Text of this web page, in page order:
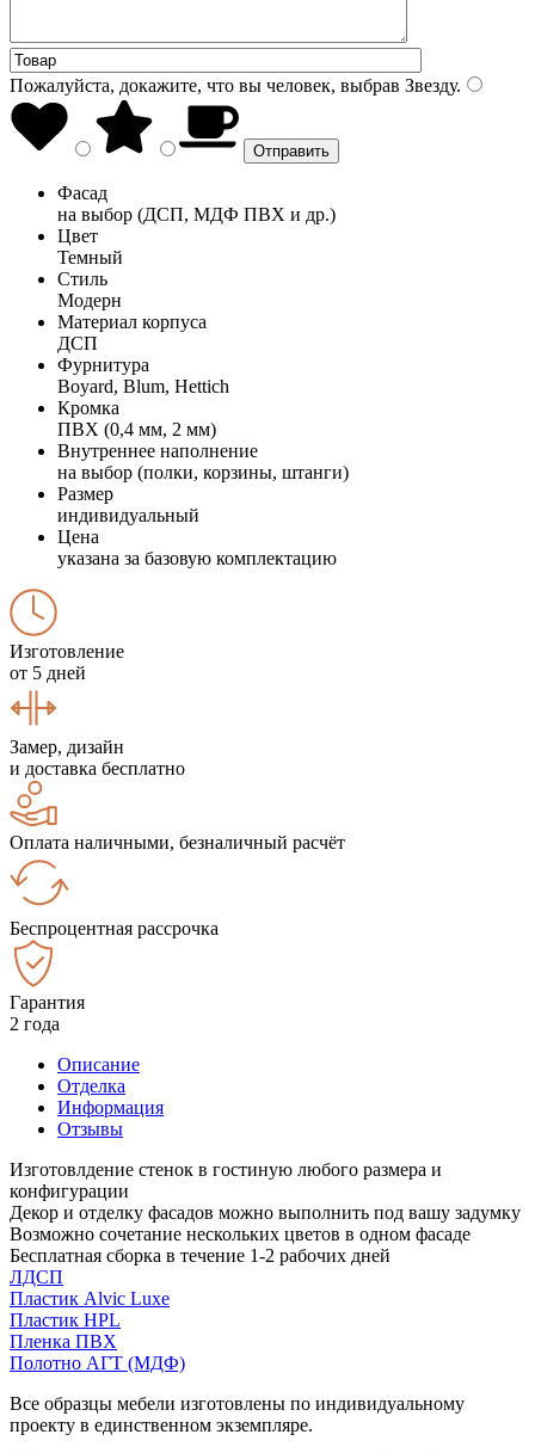
Пожалуйста, докажите, что вы человек, выбрав Звезду.
Фасад
на выбор (ДСП, МДФ ПВХ и др.)
Цвет
Темный
Стиль
Модерн
Материал корпуса
ДСП
Фурнитура
Boyard, Blum, Hettich
Кромка
ПВХ (0,4 мм, 2 мм)
Внутреннее наполнение
на выбор (полки, корзины, штанги)
Размер
индивидуальный
Цена
указана за базовую комплектацию
Изготовление
от 5 дней
Замер, дизайн
и доставка бесплатно
Оплата наличными, безналичный расчёт
Беспроцентная рассрочка
Гарантия
2 года
Описание
Отделка
Информация
Отзывы
Изготовлдение стенок в гостиную любого размера и
конфигурации
Декор и отделку фасадов можно выполнить под вашу задумку
Возможно сочетание нескольких цветов в одном фасаде
Бесплатная сборка в течение 1-2 рабочих дней
ЛДСП
Пластик Alvic Luxe
Пластик HPL
Пленка ПВХ
Полотно АГТ (МДФ)
Все образцы мебели изготовлены по индивидуальному
проекту в единственном экземпляре.